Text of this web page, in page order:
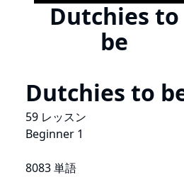
Dutchies to
be
Dutchies to
59 レッスン
Beginner 1
8083 単語